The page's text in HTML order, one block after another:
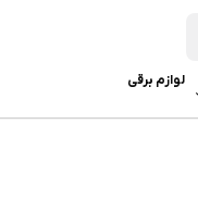
لوازم برقی